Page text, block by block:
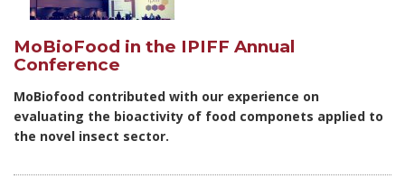
MoBioFood in the IPIFF Annual
Conference
MoBiofood contributed with our experience on
evaluating the bioactivity of food componets applied to
the novel insect sector.